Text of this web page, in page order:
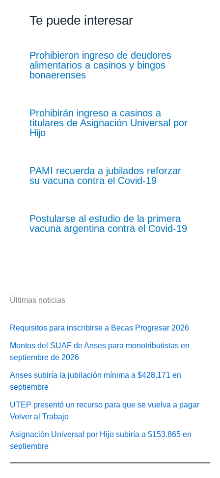
Te puede interesar
Prohibieron ingreso de deudores
alimentarios a casinos y bingos
bonaerenses
Prohibirán ingreso a casinos a
titulares de Asignación Universal por
Hijo
PAMI recuerda a jubilados reforzar
su vacuna contra el Covid-19
Postularse al estudio de la primera
vacuna argentina contra el Covid-19
Últimas noticias
Requisitos para inscribirse a Becas Progresar 2026
Montos del SUAF de Anses para monotributistas en
septiembre de 2026
Anses subiría la jubilación mínima a $428.171 en
septiembre
UTEP presentó un recurso para que se vuelva a pagar
Volver al Trabajo
Asignación Universal por Hijo subiría a $153.865 en
septiembre